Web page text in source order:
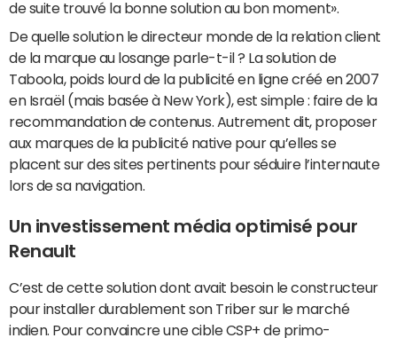
de suite trouvé la bonne solution au bon moment».
De quelle solution le directeur monde de la relation client
de la marque au losange parle-t-il ? La solution de
Taboola, poids lourd de la publicité en ligne créé en 2007
en Israël (mais basée à New York), est simple : faire de la
recommandation de contenus. Autrement dit, proposer
aux marques de la publicité native pour qu’elles se
placent sur des sites pertinents pour séduire l’internaute
lors de sa navigation.
Un investissement média optimisé pour
Renault
C’est de cette solution dont avait besoin le constructeur
pour installer durablement son Triber sur le marché
indien. Pour convaincre une cible CSP+ de primo-